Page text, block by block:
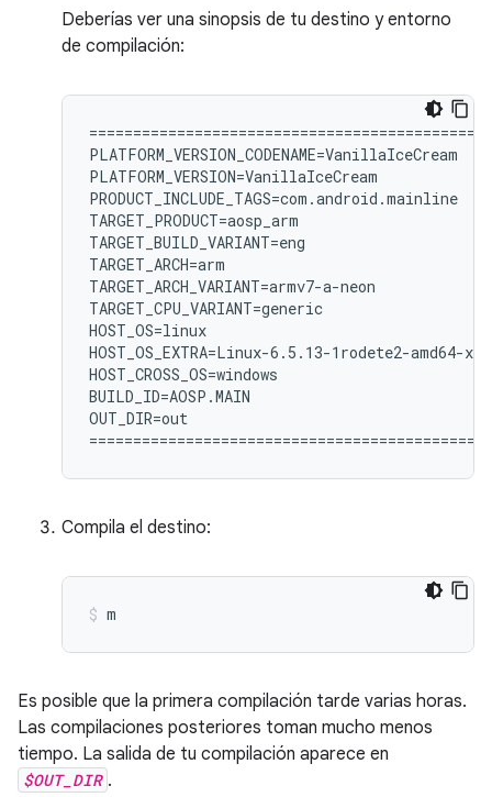
Deberías ver una sinopsis de tu destino y entorno
de compilación:
============================================
PLATFORM_VERSION_CODENAME=VanillaIceCream
PLATFORM_VERSION=VanillaIceCream
PRODUCT_INCLUDE_TAGS=com.android.mainline
TARGET_PRODUCT=aosp_arm
TARGET_BUILD_VARIANT=eng
TARGET_ARCH=arm
TARGET_ARCH_VARIANT=armv7-a-neon
TARGET_CPU_VARIANT=generic
HOST_OS=linux
HOST_OS_EXTRA=Linux-6.5.13-1rodete2-amd64-
HOST_CROSS_OS=windows
BUILD_ID=AOSP.MAIN
OUT_DIR=out
Compila el destino:
m
Es posible que la primera compilación tarde varias horas.
Las compilaciones posteriores toman mucho menos
tiempo. La salida de tu compilación aparece en
$OUT_DIR .